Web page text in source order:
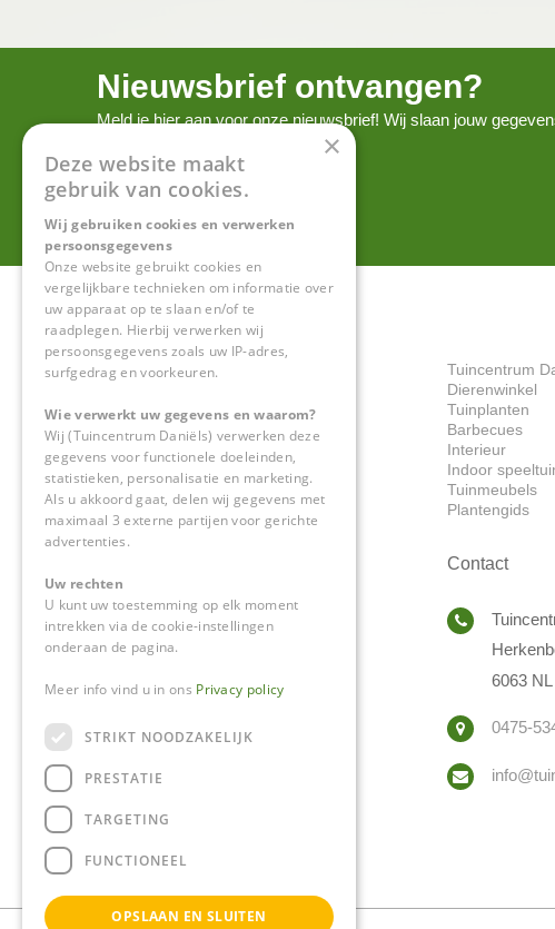
Nieuwsbrief ontvangen?
Meld je hier aan voor onze nieuwsbrief! Wij slaan jouw
Tuincentrum
Dierenwinkel
Tuinplanten
Barbecues
Interieur
Indoor
Tuinmeubels
Plantengids
Contact
6063
0475-
×
Deze website maakt
gebruik van cookies.
Wij gebruiken cookies en verwerken
persoonsgegevens
Onze website gebruikt cookies en
vergelijkbare technieken om informatie over
uw apparaat op te slaan en/of te
raadplegen. Hierbij verwerken wij
persoonsgegevens zoals uw IP-adres,
surfgedrag en voorkeuren.
Wie verwerkt uw gegevens en waarom?
Wij (Tuincentrum Daniëls) verwerken deze
gegevens voor functionele doeleinden,
statistieken, personalisatie en marketing.
Als u akkoord gaat, delen wij gegevens met
maximaal 3 externe partijen voor gerichte
advertenties.
Uw rechten
U kunt uw toestemming op elk moment
intrekken via de cookie-instellingen
onderaan de pagina.
Meer info vind u in ons Privacy policy
STRIKT NOODZAKELIJK
PRESTATIE
TARGETING
FUNCTIONEEL
OPSLAAN EN SLUITEN